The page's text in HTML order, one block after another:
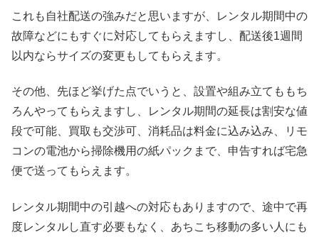
これも自社配送の強みだと思いますが、レンタル期間中の
故障などにもすぐに対応してもらえますし、配送後1週間
以内ならサイズの変更もしてもらえます。
その他、先ほど挙げた点でいうと、設置や組み立てももち
ろんやってもらえますし、レンタル期間の延長は割安な値
段で可能、買取も交渉可、消耗品は料金に込み込み、リモ
コンの電池から掃除機用の紙パックまで、申告すれば宅急
便で送ってもらえます。
レンタル期間中の引越への対応もありますので、途中で再
度レンタルし直す必要もなく、あちこち移動の多い人にも